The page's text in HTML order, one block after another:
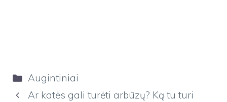
Kategorijos
Augintiniai
Ar katės gali turėti arbūzų? Ką tu turi